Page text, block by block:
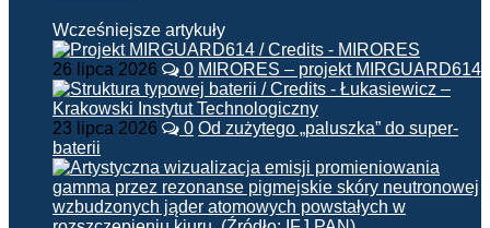
Wcześniejsze artykuły
26 lipca 2026 0 MIRORES – projekt MIRGUARD614
23 lipca 2026 0 Od zużytego „paluszka” do super-
baterii